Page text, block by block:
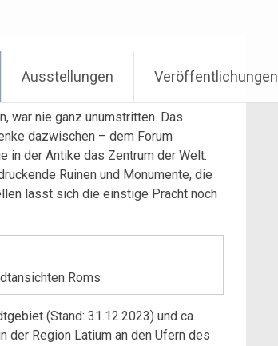
Ausstellungen Veröffentlichungen
war nie ganz unumstritten. Das
dazwischen – dem Forum
in der Antike das Zentrum der Welt.
Ruinen und Monumente, die
lässt sich die einstige Pracht noch
Roms
(Stand: 31.12.2023) und ca.
der Region Latium an den Ufern des